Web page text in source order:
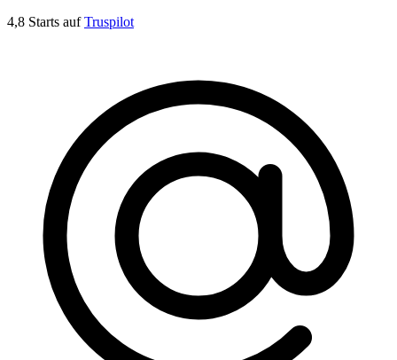
4,8 Starts aufTruspilot